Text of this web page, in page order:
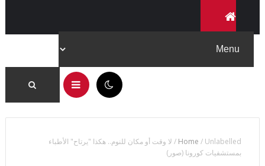
Home / Unlabelled
/ لا وقت أو مكان للنوم.. هكذا "يرتاح" الأطباء
بمستشفيات كورونا (صور)